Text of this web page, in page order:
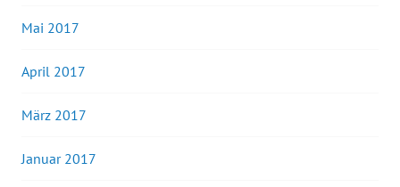
Mai 2017
April 2017
März 2017
Januar 2017